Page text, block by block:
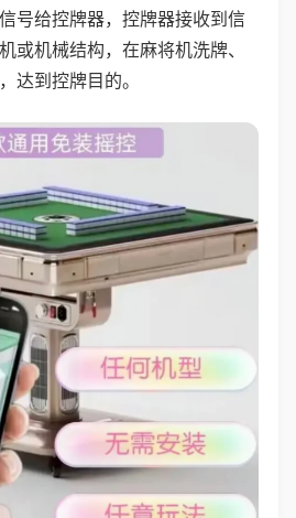
号给控牌器，控牌器接收到信
或机械结构，在麻将机洗牌、
达到控牌目的。